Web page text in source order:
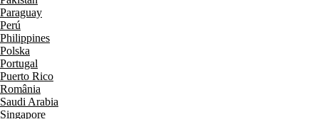
Paraguay
Perú
Philippines
Polska
Portugal
Puerto Rico
România
Saudi Arabia
Singapore